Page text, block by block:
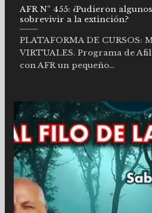
AFR Nº 455: ¿Pudieron
sobrevivir a la extinción?
PLATAFORMA DE CURSOS:
VIRTUALES. Programa de
con AFR un pequeño...